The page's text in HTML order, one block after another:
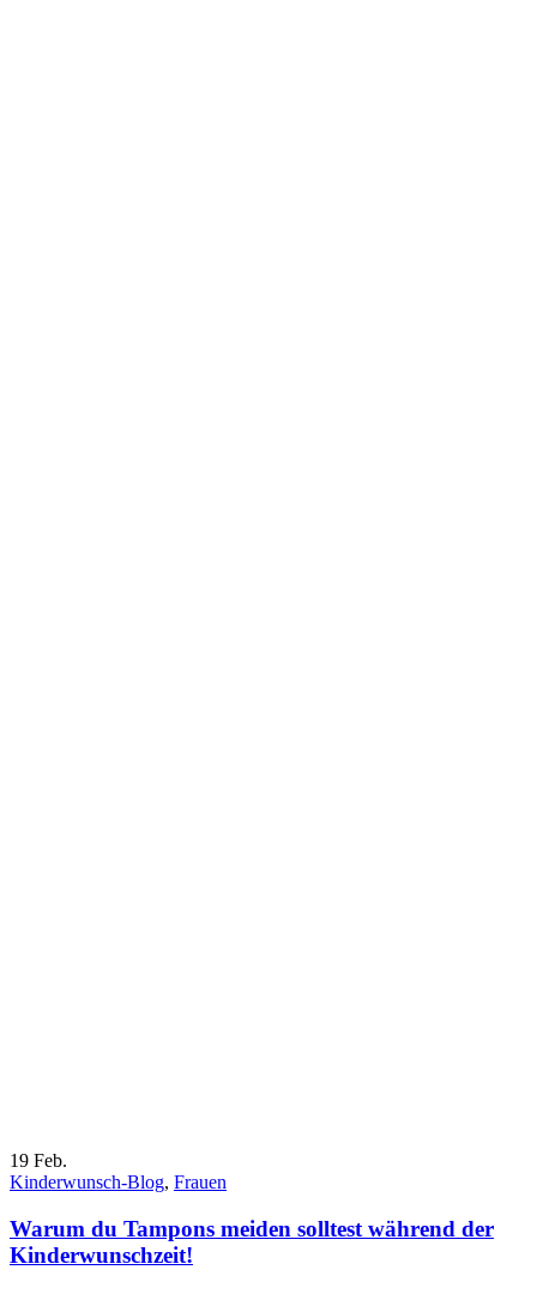
19 Feb.
Kinderwunsch-Blog, Frauen
Warum du Tampons meiden solltest während der
Kinderwunschzeit!